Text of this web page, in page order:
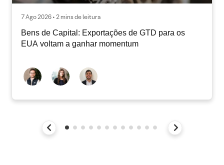
7 Ago 2026 • 2 mins de leitura
Bens de Capital: Exportações de GTD para os
EUA voltam a ganhar momentum